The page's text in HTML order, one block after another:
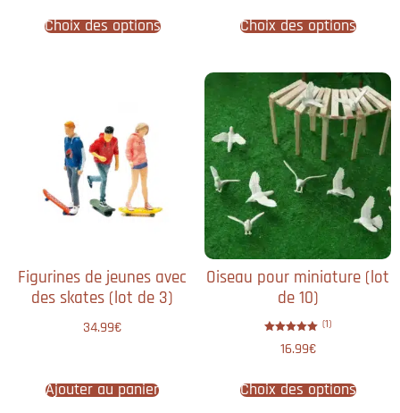
Choix des options Choix des options
Figurines de jeunes avec
des skate​s (lot de 3)
34.99€
Ajouter au panier
Oiseau pour miniature (lot
de 10)
5.00
(1)
16.99€
Choix des options